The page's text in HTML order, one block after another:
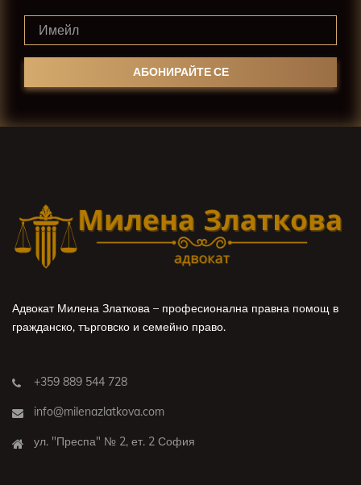
Адвокат Милена Златкова – професионална правна помощ в
гражданско, търговско и семейно право.
+359 889 544 728
info@milenazlatkova.com
ул. "Преспа" № 2, ет. 2 София